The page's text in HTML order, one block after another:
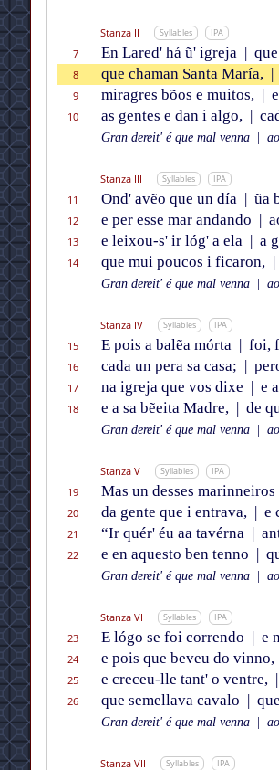
Stanza II Syllables IPA
7 En Lared' há ũ' igreja |
8
que chaman Santa María, |
9
miragres bõos e muitos, |
10
as gentes e dan i algo, |
Gran dereit' é que mal venna
Stanza III Syllables IPA
11 Ond' avẽo que un día | ũa
12
e per esse mar andando |
13
e leixou-s' ir lóg' a ela | a
14
que mui poucos i ficaron, |
Gran dereit' é que mal venna
Stanza IV Syllables IPA
15 E pois a balẽa mórta | foi,
16
cada un pera sa casa; |
17
na igreja que vos dixe | e
18
e a sa bẽeita Madre, | de
Gran dereit' é que mal venna
Stanza V Syllables IPA
19 Mas un desses marinneiros
20
da gente que i entrava, | e
21
“Ir quér' éu aa tavérna |
22
e en aquesto ben tenno |
Gran dereit' é que mal venna
Stanza VI Syllables IPA
23 E lógo se foi correndo | e
24
e pois que beveu do vinno,
25
e creceu-lle tant' o ventre, |
26
que semellava cavalo |
Gran dereit' é que mal venna
Stanza VII Syllables IPA